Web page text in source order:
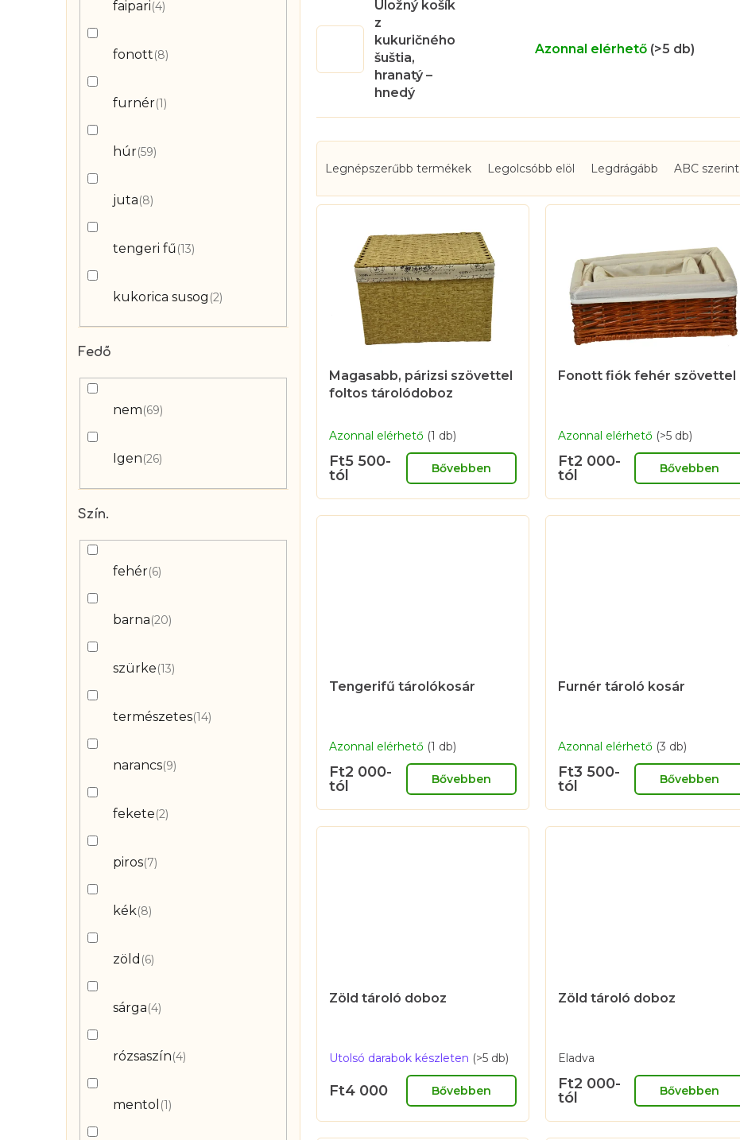
faipari 4
fonott 8
furnér 1
húr 59
juta 8
tengeri fű 13
kukorica susog 2
Fedő
nem 69
Igen 26
Szín.
fehér 6
barna 20
szürke 13
természetes 14
narancs 9
fekete 2
piros 7
kék 8
zöld 6
sárga 4
rózsaszín 4
mentol 1
Úložný košík
z
kukuričného
šuštia,
hranatý –
hnedý
Azonnal elérhető (>5 db)
T
e
r
n
d
Legnépszerűbb termékek Legolcsóbb elöl Legdrágább ABC szerint
T
á
j
a
Magasabb, párizsi szövettel
foltos tárolódoboz
Azonnal elérhető (1 db)
Ft5 500-
tól
Bővebben
Fonott fiók fehér szövettel
Azonnal elérhető (>5 db)
Ft2 000-
tól
Bővebben
Tengerifű tárolókosár
Azonnal elérhető (1 db)
Ft2 000-
tól
Bővebben
Furnér tároló kosár
Azonnal elérhető (3 db)
Ft3 500-
tól
Bővebben
Zöld tároló doboz
Utolsó darabok készleten (>5 db)
Ft4 000 Bővebben
Zöld tároló doboz
Eladva
Ft2 000-
tól
Bővebben